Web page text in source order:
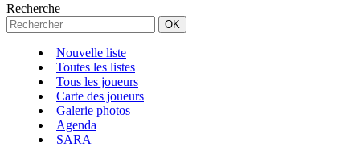
Recherche
Nouvelle liste
Toutes les listes
Tous les joueurs
Carte des joueurs
Galerie photos
Agenda
SARA